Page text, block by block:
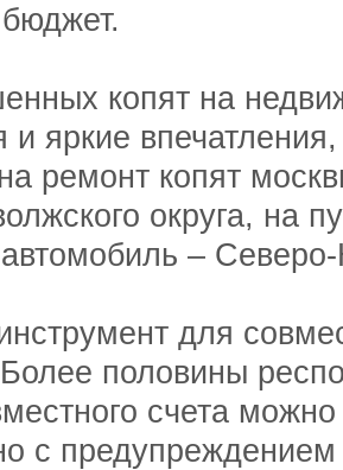
копят на
и яркие
ремонт копят
округа, на
– Северо-
для
половины
счета
с